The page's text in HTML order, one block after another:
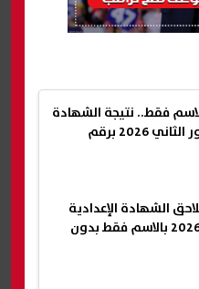
فقط.. نتيجة الشهادة
الإعدادية الدور الثاني 2026 برقم
الشهادة الإعدادية
الدور الثاني 2026 بالاسم فقط بدون